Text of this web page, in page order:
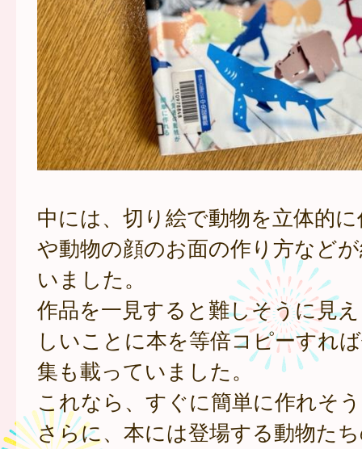
中には、切り絵で動物を立体的
や動物の顔のお面の作り方など
いました。
作品を一見すると難しそうに見
しいことに本を等倍コピーすれ
集も載っていました。
これなら、すぐに簡単に作れそ
さらに、本には登場する動物た